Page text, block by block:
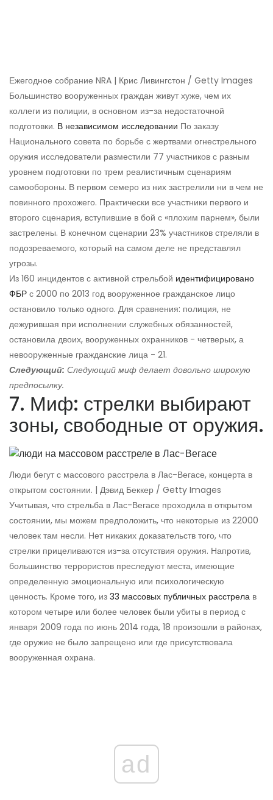
Ежегодное собрание NRA | Крис Ливингстон / Getty Images
Большинство вооруженных граждан живут хуже, чем их
коллеги из полиции, в основном из-за недостаточной
подготовки. В независимом исследовании По заказу
Национального совета по борьбе с жертвами огнестрельного
оружия исследователи разместили 77 участников с разным
уровнем подготовки по трем реалистичным сценариям
самообороны. В первом семеро из них застрелили ни в чем не
повинного прохожего. Практически все участники первого и
второго сценария, вступившие в бой с «плохим парнем», были
застрелены. В конечном сценарии 23% участников стреляли в
подозреваемого, который на самом деле не представлял
угрозы.
Из 160 инцидентов с активной стрельбой идентифицировано
ФБР с 2000 по 2013 год вооруженное гражданское лицо
остановило только одного. Для сравнения: полиция, не
дежурившая при исполнении служебных обязанностей,
остановила двоих, вооруженных охранников - четверых, а
невооруженные гражданские лица - 21.
Следующий: Следующий миф делает довольно широкую
предпосылку.
7. Миф: стрелки выбирают
зоны, свободные от оружия.
Люди бегут с массового расстрела в Лас-Вегасе, концерта в
открытом состоянии. | Дэвид Беккер / Getty Images
Учитывая, что стрельба в Лас-Вегасе проходила в открытом
состоянии, мы можем предположить, что некоторые из 22000
человек там несли. Нет никаких доказательств того, что
стрелки прицеливаются из-за отсутствия оружия. Напротив,
большинство террористов преследуют места, имеющие
определенную эмоциональную или психологическую
ценность. Кроме того, из 33 массовых публичных расстрела в
котором четыре или более человек были убиты в период с
января 2009 года по июнь 2014 года, 18 произошли в районах,
где оружие не было запрещено или где присутствовала
вооруженная охрана.
ad